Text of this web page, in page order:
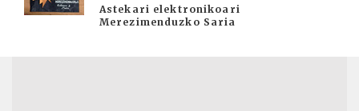
Astekari elektronikoari
Merezimenduzko Saria